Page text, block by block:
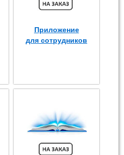
Приложение
для сотрудников